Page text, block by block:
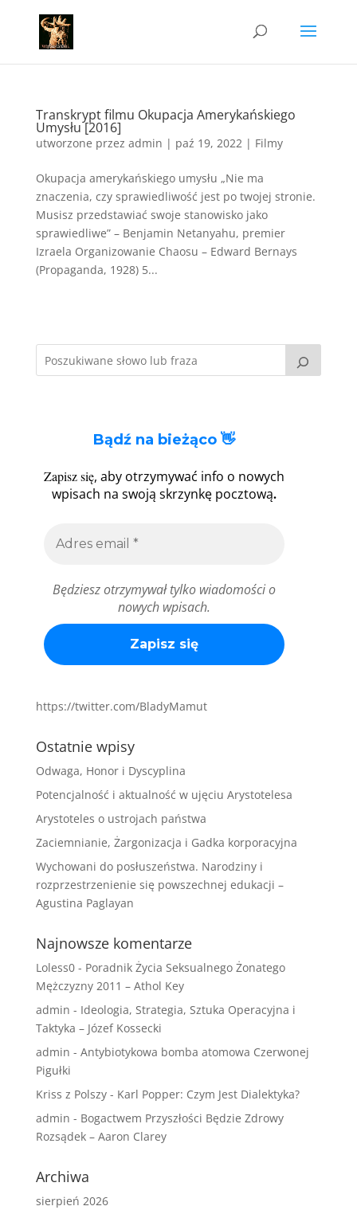
Transkrypt filmu Okupacja Amerykańskiego
Umysłu [2016]
utworzone przez admin | paź 19, 2022| Filmy
Okupacja amerykańskiego umysłu „Nie ma
znaczenia, czy sprawiedliwość jest po twojej stronie.
Musisz przedstawiać swoje stanowisko jako
sprawiedliwe” – Benjamin Netanyahu, premier
Izraela Organizowanie Chaosu – Edward Bernays
(Propaganda, 1928) 5...
Bądź na bieżąco 👋
Zapisz się, aby otrzymywać info o nowych
wpisach na swoją skrzynkę pocztową.
Będziesz otrzymywał tylko wiadomości o
nowych wpisach.
https://twitter.com/BladyMamut
Ostatnie wpisy
Odwaga, Honor i Dyscyplina
Potencjalność i aktualność w ujęciu Arystotelesa
Arystoteles o ustrojach państwa
Zaciemnianie, Żargonizacja i Gadka korporacyjna
Wychowani do posłuszeństwa. Narodziny i
rozprzestrzenienie się powszechnej edukacji –
Agustina Paglayan
Najnowsze komentarze
Loless0- Poradnik Życia Seksualnego Żonatego
Mężczyzny 2011 – Athol Key
admin - Ideologia, Strategia, Sztuka Operacyjna i
Taktyka – Józef Kossecki
admin - Antybiotykowa bomba atomowa Czerwonej
Pigułki
Kriss z Polszy- Karl Popper: Czym Jest Dialektyka?
admin - Bogactwem Przyszłości Będzie Zdrowy
Rozsądek – Aaron Clarey
Archiwa
sierpień 2026